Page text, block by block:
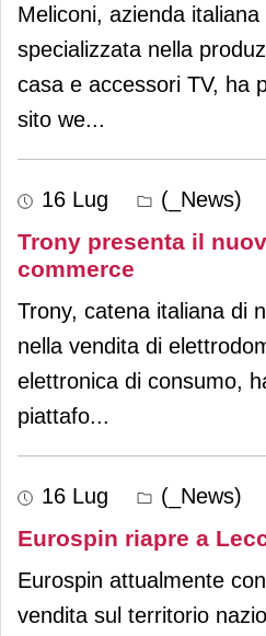
Meliconi, azienda italiana
specializzata nella
casa e accessori TV, ha
sito we...
16 Lug (_News)
Trony presenta il
commerce
Trony, catena italiana di
nella vendita di
elettronica di consumo,
piattafo...
16 Lug (_News)
Eurospin riapre a
Eurospin attualmente
vendita sul territorio